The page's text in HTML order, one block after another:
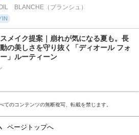
　BLANCHE（ブランシュ）
IN
メイク提案｜崩れが気になる夏も。長
の美しさを守り抜く「ディオール フォ
」ルーティーン
てのコンテンツの無断複写、転載を禁じます。
ページトップへ